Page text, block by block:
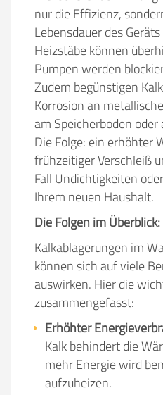
nur die Effizienz,
Lebensdauer des
Heizstäbe können
Pumpen werden
Zudem begünstigen
Korrosion an
am Speicherboden
Die Folge: ein erhöhter
frühzeitiger Verschleiß
Fall Undichtigkeiten
Ihrem neuen Haushalt.
Die Folgen im Überblick:
Kalkablagerungen im
können sich auf viele
auswirken. Hier die
zusammengefasst:
Erhöhter
Kalk behindert die
mehr Energie wird
aufzuheizen.